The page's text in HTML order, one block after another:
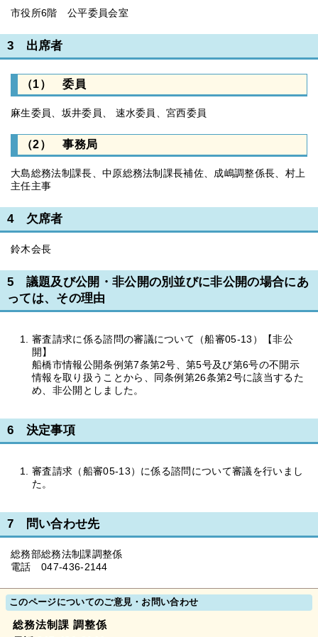
市役所6階 公平委員会室
3 出席者
（1） 委員
麻生委員、坂井委員、 速水委員、宮西委員
（2） 事務局
大島総務法制課長、中原総務法制課長補佐、成嶋調整係長、村上
主任主事
4 欠席者
鈴木会長
5 議題及び公開・非公開の別並びに非公開の場合にあ
っては、その理由
審査請求に係る諮問の審議について（船審05-13）【非公
開】
船橋市情報公開条例第7条第2号、第5号及び第6号の不開示
情報を取り扱うことから、同条例第26条第2号に該当するた
め、非公開としました。
6 決定事項
審査請求（船審05-13）に係る諮問について審議を行いまし
た。
7 問い合わせ先
総務部総務法制課調整係
電話 047-436-2144
このページについてのご意見・お問い合わせ
総務法制課 調整係